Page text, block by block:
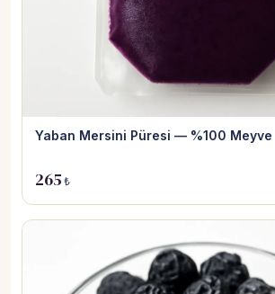
Yaban Mersini Püresi — %100 Meyve
265 ₺